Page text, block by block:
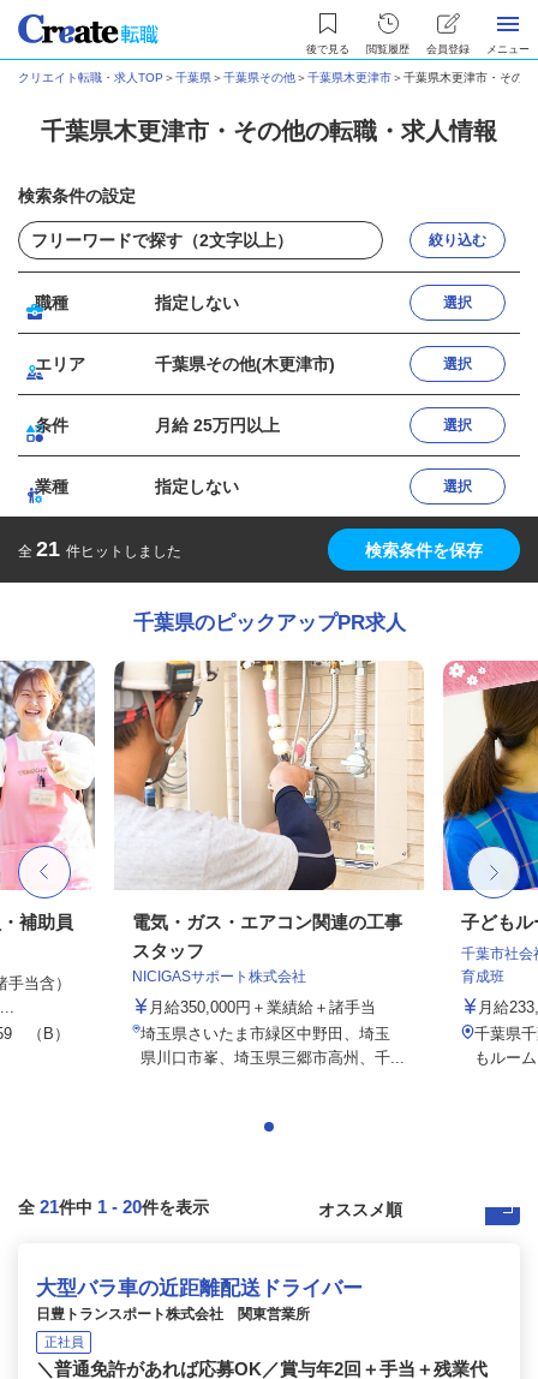
後で見る 閲覧履歴 会員登録 メニュー
クリエイト転職・求人TOP ＞千葉県＞千葉県その他＞千葉県木更津市＞千葉県木更津市・その
千葉県木更津市・その他の転職・求人情報
検索条件の設定
絞り込む
職種 指定しない 選択
エリア 千葉県その他(木更津市) 選択
条件 月給 25万円以上 選択
業種 指定しない 選択
全 21 件ヒットしました 検索条件を保存
千葉県のピックアップPR求人
補助員
当含）
（B）
電気・ガス・エアコン関連の工事
スタッフ
NICIGASサポート株式会社
月給350,000円＋業績給＋諸手当
埼玉県さいたま市緑区中野田、埼玉
県川口市峯、埼玉県三郷市高州、千...
子どもル
千葉市社
育成班
月給
千葉県
もルー
全 21件中 1 - 20件を表示
大型バラ車の近距離配送ドライバー
日豊トランスポート株式会社 関東営業所
正社員
＼普通免許があれば応募OK／賞与年2回＋手当＋残業代